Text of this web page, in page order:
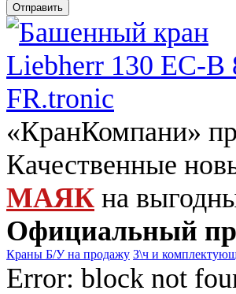
Отправить
«КранКомпани»
Качественные
МАЯК на
Официальный
Краны Б/У на продажу З\ч и
Error: block not